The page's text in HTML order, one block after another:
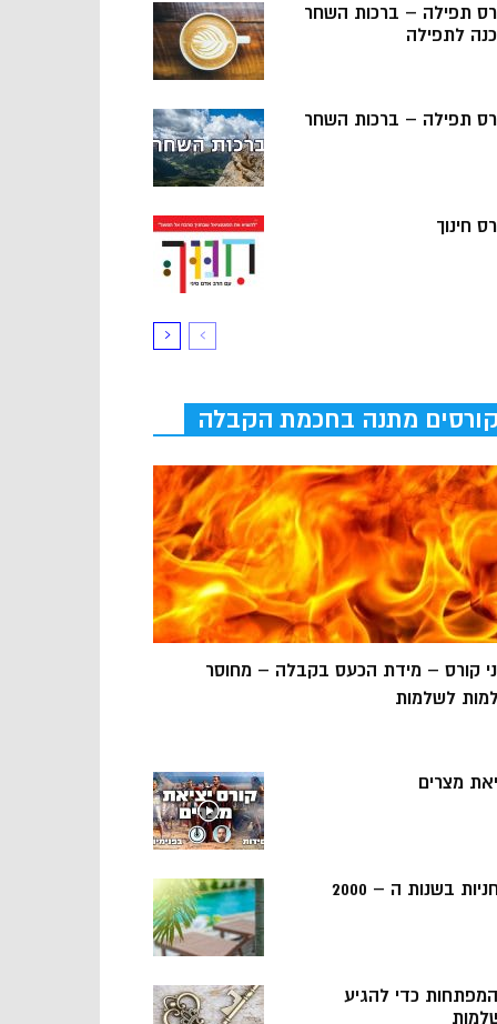
תפילה – ברכות השחר
לתפילה
תפילה – ברכות השחר
חינוך
קורסים מתנה בחכמת הקבלה
קורס – מידת הכעס בקבלה – מחוסר
לשלמות
מצרים
בשנות ה – 2000
5 המפתחות כדי להגיע